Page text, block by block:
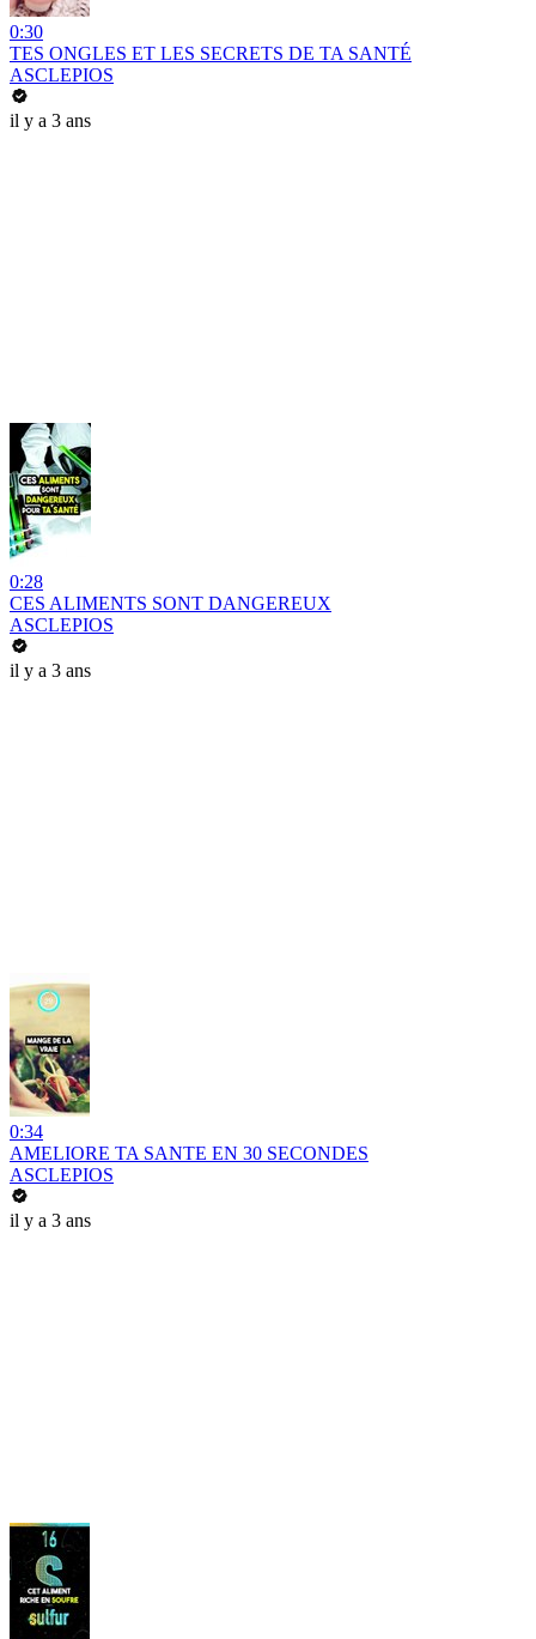
0:30
TES ONGLES ET LES SECRETS DE TA SANTÉ
ASCLEPIOS
il y a 3 ans
0:28
CES ALIMENTS SONT DANGEREUX
ASCLEPIOS
il y a 3 ans
0:34
AMELIORE TA SANTE EN 30 SECONDES
ASCLEPIOS
il y a 3 ans